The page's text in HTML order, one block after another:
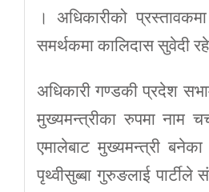
। अधिकारीको
समर्थकमा कालिदास सुवेदी
अधिकारी गण्डकी प्रदेश
मुख्यमन्त्रीका रुपमा नाम
एमालेबाट मुख्यमन्त्री
पृथ्वीसुब्बा गुरुङलाई पार्टीले